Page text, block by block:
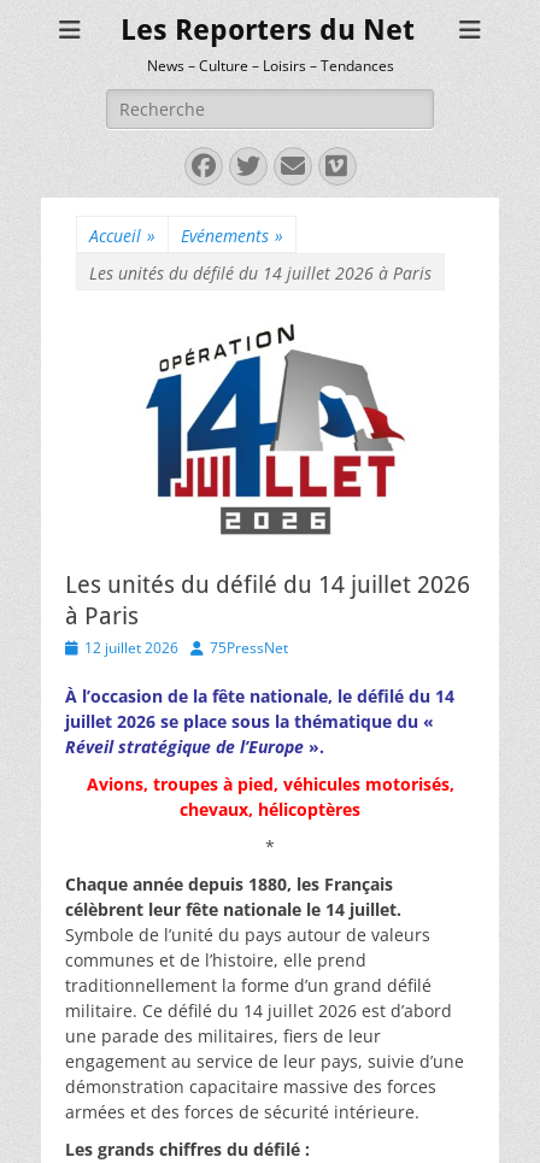
Les Reporters du Net
News – Culture – Loisirs – Tendances
Rechercher :
Facebook
Twitter
E-
mail
Vimeo
Accueil » Evénements »
Les unités du défilé du 14 juillet 2026 à Paris
Les unités du défilé du 14 juillet 2026
à Paris
Posted12 juillet 2026 Author
75PressNet
À l’occasion de la fête nationale, le défilé du 14
juillet 2026 se place sous la thématique du «
Réveil stratégique de l’Europe ».
Avions, troupes à pied, véhicules motorisés,
chevaux, hélicoptères
*
Chaque année depuis 1880, les Français
célèbrent leur fête nationale le 14 juillet.
Symbole de l’unité du pays autour de valeurs
communes et de l’histoire, elle prend
traditionnellement la forme d’un grand défilé
militaire. Ce défilé du 14 juillet 2026 est d’abord
une parade des militaires, fiers de leur
engagement au service de leur pays, suivie d’une
démonstration capacitaire massive des forces
armées et des forces de sécurité intérieure.
Les grands chiffres du défilé :